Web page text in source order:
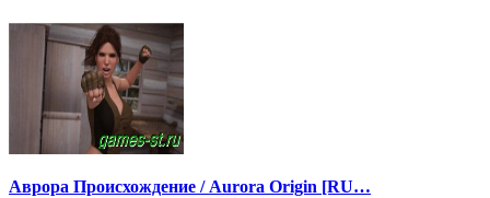
Аврора Происхождение / Aurora Origin [RU…